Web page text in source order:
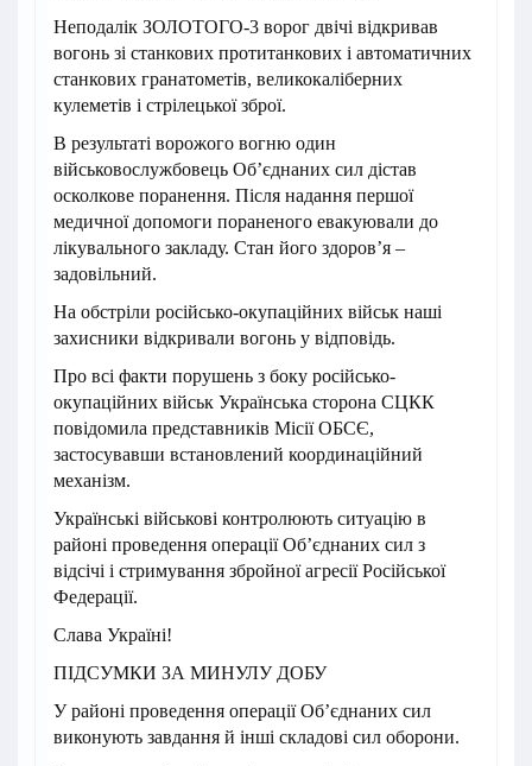
Неподалік ЗОЛОТОГО-3 ворог двічі відкривав
вогонь зі станкових протитанкових і автоматичних
станкових гранатометів, великокаліберних
кулеметів і стрілецької зброї.
В результаті ворожого вогню один
військовослужбовець Об’єднаних сил дістав
осколкове поранення. Після надання першої
медичної допомоги пораненого евакуювали до
лікувального закладу. Стан його здоров’я –
задовільний.
На обстріли російсько-окупаційних військ наші
захисники відкривали вогонь у відповідь.
Про всі факти порушень з боку російсько-
окупаційних військ Українська сторона СЦКК
повідомила представників Місії ОБСЄ,
застосувавши встановлений координаційний
механізм.
Українські військові контролюють ситуацію в
районі проведення операції Об’єднаних сил з
відсічі і стримування збройної агресії Російської
Федерації.
Слава Україні!
ПІДСУМКИ ЗА МИНУЛУ ДОБУ
У районі проведення операції Об’єднаних сил
виконують завдання й інші складові сил оборони.